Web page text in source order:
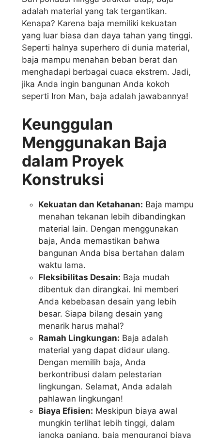
adalah material yang tak tergantikan.
Kenapa? Karena baja memiliki kekuatan
yang luar biasa dan daya tahan yang tinggi.
Seperti halnya superhero di dunia material,
baja mampu menahan beban berat dan
menghadapi berbagai cuaca ekstrem. Jadi,
jika Anda ingin bangunan Anda kokoh
seperti Iron Man, baja adalah jawabannya!
Keunggulan
Menggunakan Baja
dalam Proyek
Konstruksi
Kekuatan dan Ketahanan: Baja mampu
menahan tekanan lebih dibandingkan
material lain. Dengan menggunakan
baja, Anda memastikan bahwa
bangunan Anda bisa bertahan dalam
waktu lama.
Fleksibilitas Desain: Baja mudah
dibentuk dan dirangkai. Ini memberi
Anda kebebasan desain yang lebih
besar. Siapa bilang desain yang
menarik harus mahal?
Ramah Lingkungan: Baja adalah
material yang dapat didaur ulang.
Dengan memilih baja, Anda
berkontribusi dalam pelestarian
lingkungan. Selamat, Anda adalah
pahlawan lingkungan!
Biaya Efisien: Meskipun biaya awal
mungkin terlihat lebih tinggi, dalam
jangka panjang, baja mengurangi biaya